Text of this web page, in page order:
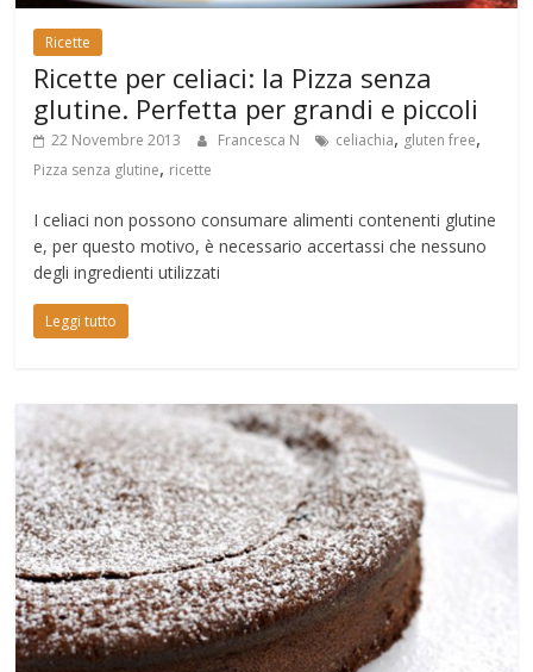
Ricette
Ricette per celiaci: la Pizza senza
glutine. Perfetta per grandi e piccoli
22 Novembre 2013 Francesca N celiachia, gluten free,
Pizza senza glutine, ricette
I celiaci non possono consumare alimenti contenenti glutine
e, per questo motivo, è necessario accertassi che nessuno
degli ingredienti utilizzati
Leggi tutto